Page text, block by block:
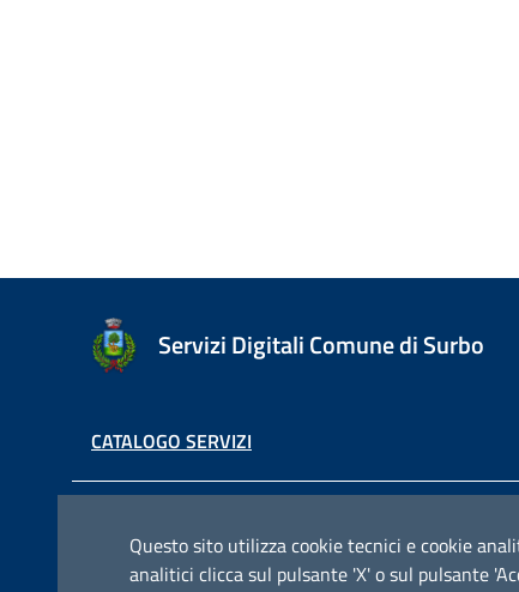
Questo sito utilizza cookie tecnici e cookie
analitici clicca sul pulsante 'X' o sul pulsante
Servizi Digitali Comune di Surbo
CATALOGO SERVIZI
Contatti e indirizzi
Via Pisanelli, 23, 73010 Surbo ( Le )